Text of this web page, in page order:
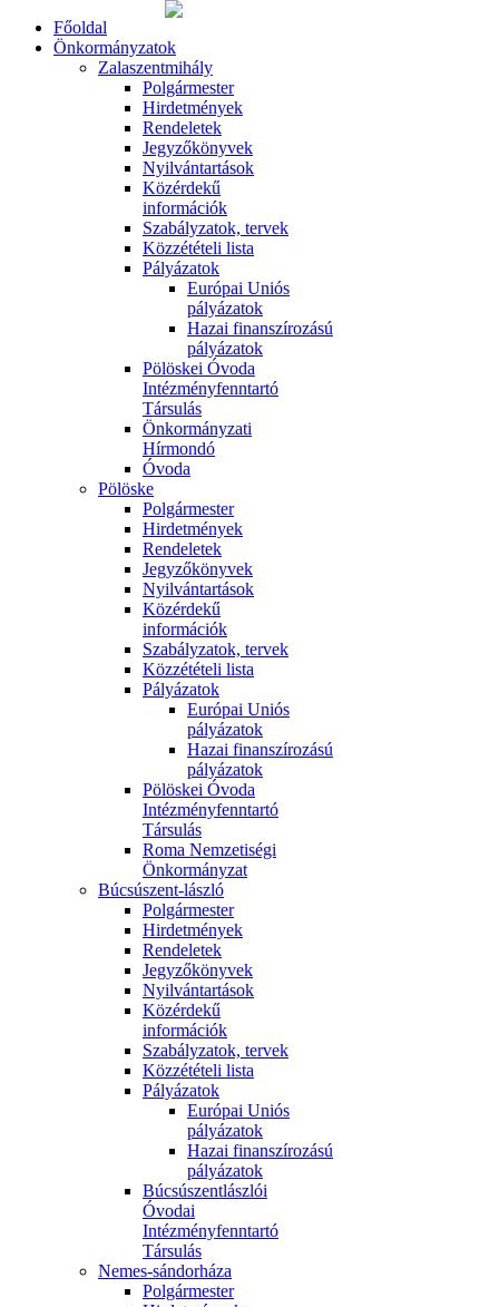
Főoldal
Önkormányzatok
Zalaszentmihály
Polgármester
Hirdetmények
Rendeletek
Jegyzőkönyvek
Nyilvántartások
Közérdekű
információk
Szabályzatok, tervek
Közzétételi lista
Pályázatok
Európai Uniós
pályázatok
Hazai finanszírozású
pályázatok
Pölöskei Óvoda
Intézményfenntartó
Társulás
Önkormányzati
Hírmondó
Óvoda
Pölöske
Polgármester
Hirdetmények
Rendeletek
Jegyzőkönyvek
Nyilvántartások
Közérdekű
információk
Szabályzatok, tervek
Közzétételi lista
Pályázatok
Európai Uniós
pályázatok
Hazai finanszírozású
pályázatok
Pölöskei Óvoda
Intézményfenntartó
Társulás
Roma Nemzetiségi
Önkormányzat
Búcsúszent-lászló
Polgármester
Hirdetmények
Rendeletek
Jegyzőkönyvek
Nyilvántartások
Közérdekű
információk
Szabályzatok, tervek
Közzétételi lista
Pályázatok
Európai Uniós
pályázatok
Hazai finanszírozású
pályázatok
Búcsúszentlászlói
Óvodai
Intézményfenntartó
Társulás
Nemes-sándorháza
Polgármester